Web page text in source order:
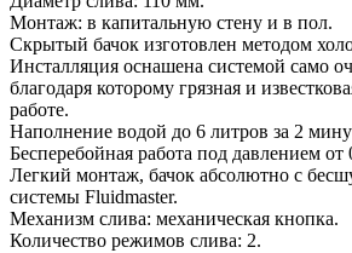
Монтаж: в капитальную стену и в пол.
Скрытый бачок изготовлен методом
Инсталляция оснашена системой само
благодаря которому грязная и
работе.
Наполнение водой до 6 литров за 2
Бесперебойная работа под давлением от
Легкий монтаж, бачок абсолютно с
системы Fluidmaster.
Механизм слива: механическая кнопка.
Количество режимов слива: 2.